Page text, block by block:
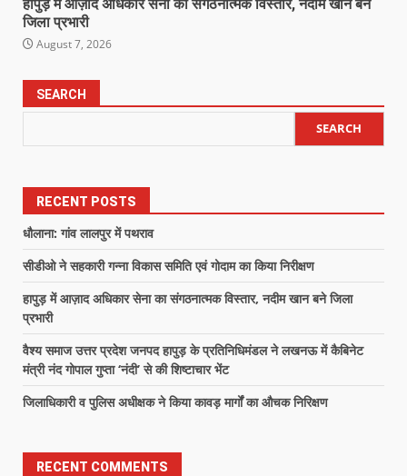
हापुड़ में आज़ाद अधिकार सेना का संगठनात्मक विस्तार, नदीम खान बने
जिला प्रभारी
August 7, 2026
SEARCH
SEARCH
RECENT POSTS
धौलाना: गांव लालपुर में पथराव
सीडीओ ने सहकारी गन्ना विकास समिति एवं गोदाम का किया निरीक्षण
हापुड़ में आज़ाद अधिकार सेना का संगठनात्मक विस्तार, नदीम खान बने जिला
प्रभारी
वैश्य समाज उत्तर प्रदेश जनपद हापुड़ के प्रतिनिधिमंडल ने लखनऊ में कैबिनेट
मंत्री नंद गोपाल गुप्ता ‘नंदी’ से की शिष्टाचार भेंट
जिलाधिकारी व पुलिस अधीक्षक ने किया कावड़ मार्गों का औचक निरिक्षण
RECENT COMMENTS